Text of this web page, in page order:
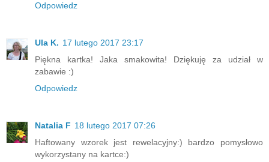
Odpowiedz
Ula K. 17 lutego 2017 23:17
Piękna kartka! Jaka smakowita! Dziękuję za udział w
zabawie :)
Odpowiedz
Natalia F 18 lutego 2017 07:26
Haftowany wzorek jest rewelacyjny:) bardzo pomysłowo
wykorzystany na kartce:)